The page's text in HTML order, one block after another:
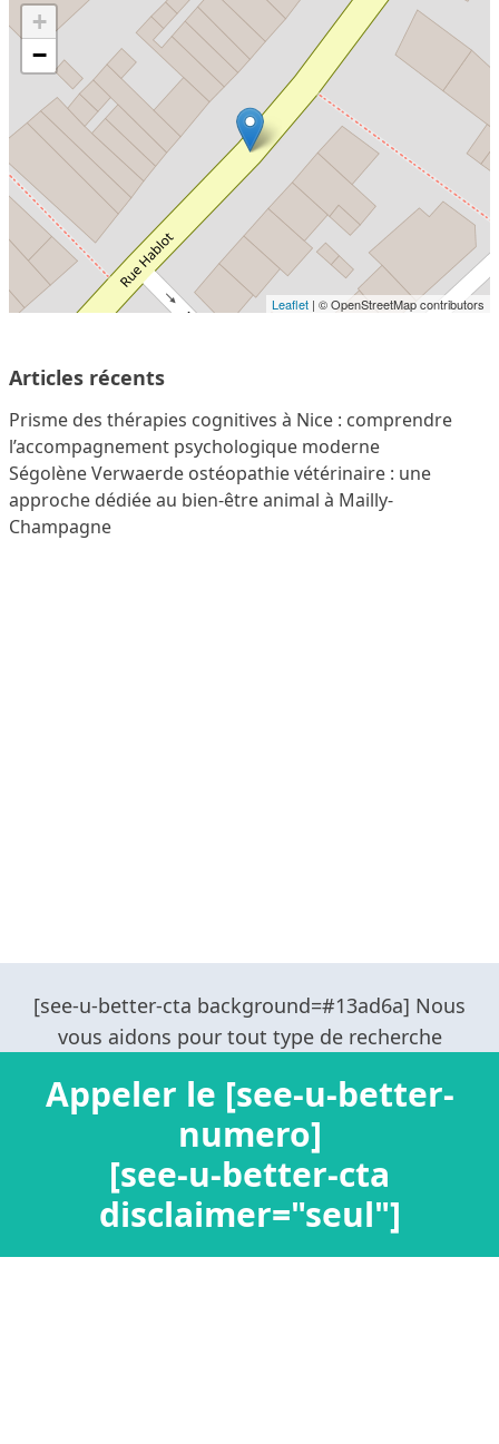
+
−
Leaflet | © OpenStreetMap contributors
Articles récents
Prisme des thérapies cognitives à Nice : comprendre
l’accompagnement psychologique moderne
Ségolène Verwaerde ostéopathie vétérinaire : une
approche dédiée au bien-être animal à Mailly-
Champagne
Appeler le [see-u-better-
numero]
[see-u-better-cta
disclaimer="seul"]